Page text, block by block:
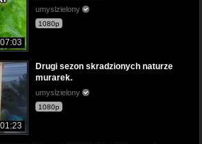
07:03
umyslzielony
1080p
01:23
Drugi sezon skradzionych naturze
murarek.
umyslzielony
1080p